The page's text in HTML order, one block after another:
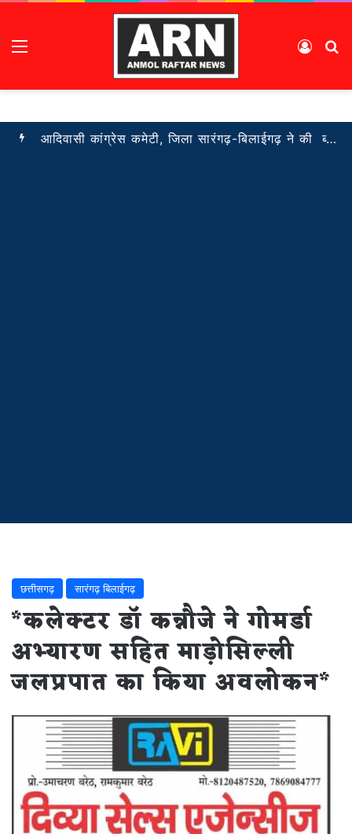
Menu Log
आदिवासी कांग्रेस कमेटी, जिला सारंगढ़-बिलाईगढ़ ने की ब्लॉक अध्यक्षों की नियुक्ति सूची जारी
छत्तीसगढ़ सारंगढ़ बिलाईगढ़
*कलेक्टर डॉ कन्नौजे ने गोमर्डा
अभ्यारण सहित माड़ोसिल्ली
जलप्रपात का किया अवलोकन*